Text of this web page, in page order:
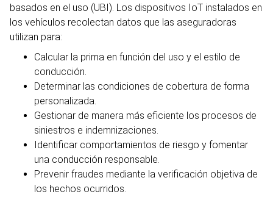
basados en el uso (UBI). Los dispositivos IoT instalados en
los vehículos recolectan datos que las aseguradoras
utilizan para:
Calcular la prima en función del uso y el estilo de
conducción.
Determinar las condiciones de cobertura de forma
personalizada.
Gestionar de manera más eficiente los procesos de
siniestros e indemnizaciones.
Identificar comportamientos de riesgo y fomentar
una conducción responsable.
Prevenir fraudes mediante la verificación objetiva de
los hechos ocurridos.